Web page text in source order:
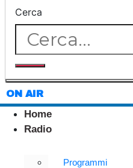
Cerca
ON AIR
Home
Radio
Programmi